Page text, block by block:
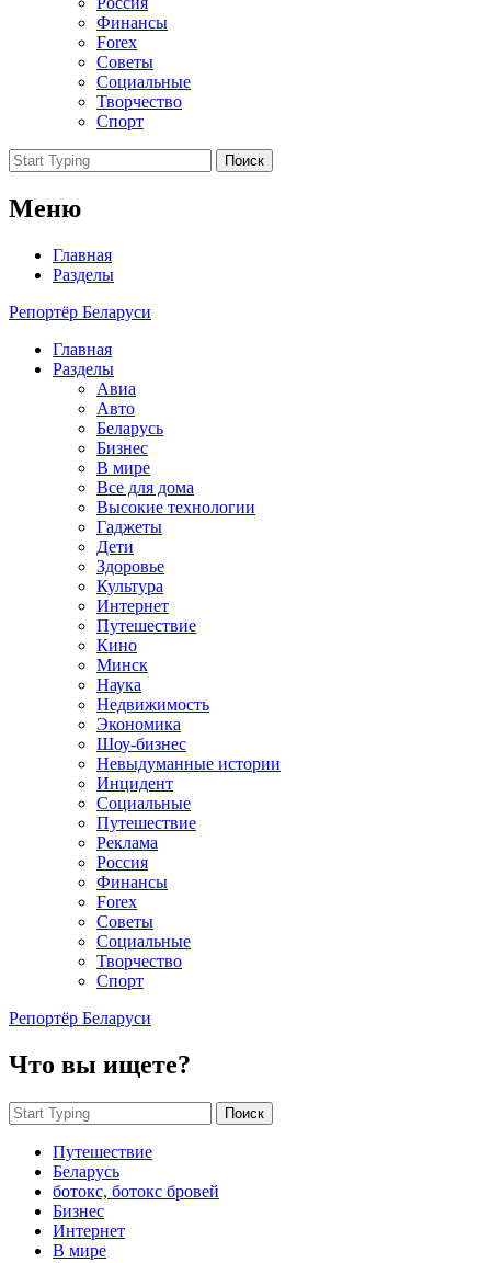
Финансы
Forex
Советы
Социальные
Творчество
Спорт
Поиск
Меню
Главная
Разделы
Репортёр Беларуси
Главная
Разделы
Авиа
Авто
Беларусь
Бизнес
В мире
Все для дома
Высокие технологии
Гаджеты
Дети
Здоровье
Культура
Интернет
Путешествие
Кино
Минск
Наука
Недвижимость
Экономика
Шоу-бизнес
Невыдуманные истории
Инцидент
Социальные
Путешествие
Реклама
Россия
Финансы
Forex
Советы
Социальные
Творчество
Спорт
Репортёр Беларуси
Что вы ищете?
Поиск
Путешествие
Беларусь
ботокс, ботокс бровей
Бизнес
Интернет
В мире